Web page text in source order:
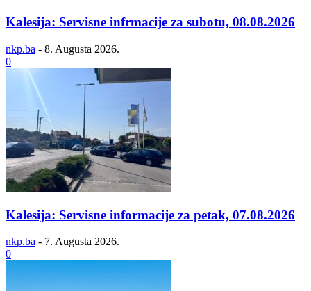
Kalesija: Servisne infrmacije za subotu, 08.08.2026
nkp.ba - 8. Augusta 2026.
0
Kalesija: Servisne informacije za petak, 07.08.2026
nkp.ba - 7. Augusta 2026.
0